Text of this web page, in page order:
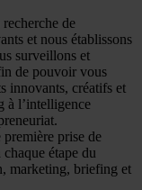
de
et nous établissons
surveillons et
de pouvoir vous
innovants, créatifs et
à l’intelligence
prise de
étape du
marketing, briefing et